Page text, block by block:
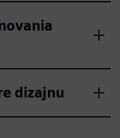
dizajnu